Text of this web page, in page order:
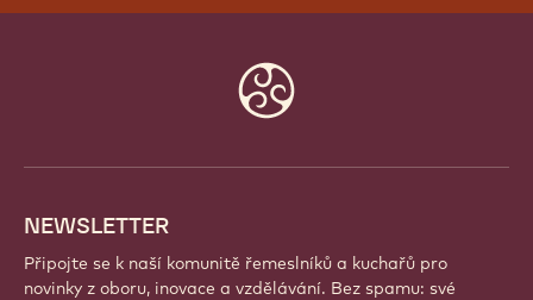
NEWSLETTER
Připojte se k naší komunitě řemeslníků a kuchařů pro
novinky z oboru, inovace a vzdělávání. Bez spamu: své